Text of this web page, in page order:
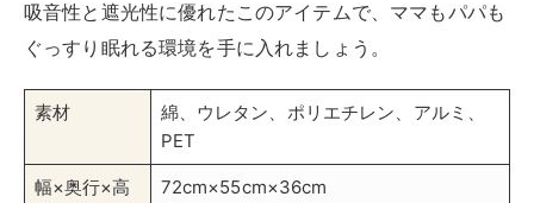
吸音性と遮光性に優れたこのアイテムで、ママもパパも
ぐっすり眠れる環境を手に入れましょう。
素材
綿、ウレタン、ポリエチレン、アルミ、
PET
幅×奥行×高
72cm×55cm×36cm